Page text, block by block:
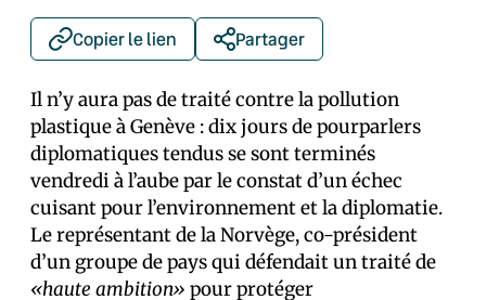
Copier le lien Partager
Il n’y aura pas de traité contre la pollution
plastique à Genève : dix jours de pourparlers
diplomatiques tendus se sont terminés
vendredi à l’aube par le constat d’un échec
cuisant pour l’environnement et la diplomatie.
Le représentant de la Norvège, co-président
d’un groupe de pays qui défendait un traité de
«haute ambition» pour protéger